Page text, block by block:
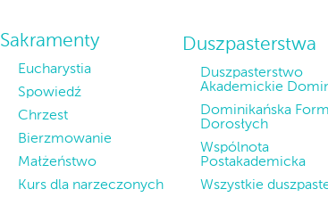
Sakramenty
Eucharystia
Spowiedź
Chrzest
Bierzmowanie
Małżeństwo
Kurs dla narzeczonych
Duszpasterstwa
Duszpasterstwo
Akademickie
Dominikańska
Dorosłych
Wspólnota
Postakademicka
Wszystkie